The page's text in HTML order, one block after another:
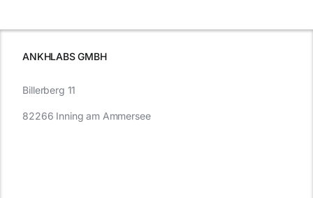
müssen
ANKHLABS GMBH
Billerberg 11
82266 Inning am Ammersee